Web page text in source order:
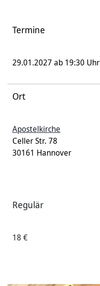
Termine
29.01.2027 ab 19:30 Uhr
Ort
Apostelkirche
Celler Str. 78
30161 Hannover
Regulär
18 €